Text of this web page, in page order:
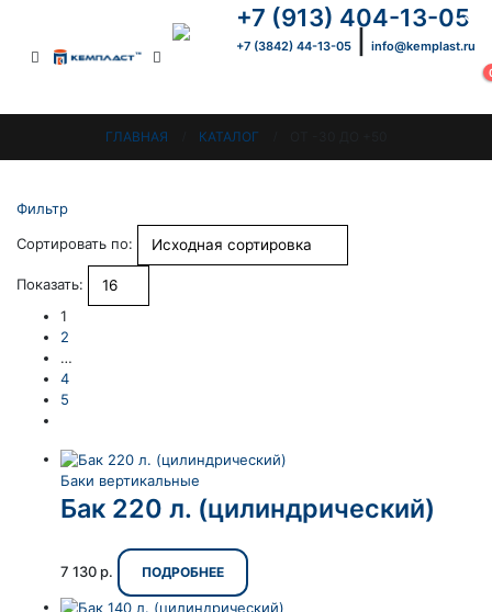
+7 (913) 404-13-05
+7 (3842) 44-13-05 info@kemplast.ru
ГЛАВНАЯ КАТАЛОГ
Фильтр
Сортировать по:
Показать:
1
2
…
4
5
Баки вертикальные
Бак 220 л. (цилиндрический)
7 130 р. ПОДРОБНЕЕ
×